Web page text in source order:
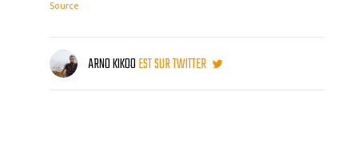
Source
ARNO KIKOOEST SUR TWITTER